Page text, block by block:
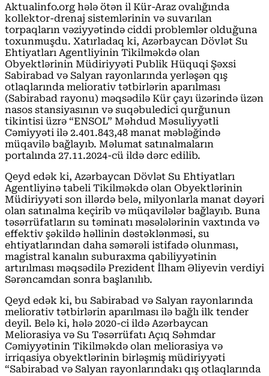
Aktualinfo.org hələ ötən il Kür-Araz ovalığında
kollektor-drenaj sistemlərinin və suvarılan
torpaqların vəziyyətində ciddi problemlər olduğuna
toxunmuşdu. Xatırladaq ki, Azərbaycan Dövlət Su
Ehtiyatları Agentliyinin Tikilməkdə olan
Obyektlərinin Müdiriyyəti Publik Hüquqi Şəxsi
Sabirabad və Salyan rayonlarında yerləşən qış
otlaqlarında meliorativ tətbirlərin aparılması
(Sabirabad rayonu) məqsədilə Kür çayı üzərində üzən
nasos stansiyasının və suqəbuledici qurğunun
tikintisi üzrə “ENSOL” Məhdud Məsuliyyətli
Cəmiyyəti ilə 2.401.843,48 manat məbləğində
müqavilə bağlayıb. Məlumat satınalmaların
portalında 27.11.2024-cü ildə dərc edilib.
Qeyd edək ki, Azərbaycan Dövlət Su Ehtiyatları
Agentliyinə tabeli Tikilməkdə olan Obyektlərinin
Müdiriyyəti son illərdə belə, milyonlarla manat dəyəri
olan satınalma keçirib və müqavilələr bağlayıb. Buna
təsərrüfatların su təminatı məsələlərinin vaxtında və
effektiv şəkildə həllinin dəstəklənməsi, su
ehtiyatlarından daha səmərəli istifadə olunması,
magistral kanalın suburaxma qabiliyyətinin
artırılması məqsədilə Prezident İlham Əliyevin verdiyi
Sərəncamdan sonra başlanılıb.
Qeyd edək ki, bu Sabirabad və Salyan rayonlarında
meliorativ tətbirlərin aparılması ilə bağlı ilk tender
deyil. Belə ki, hələ 2020-ci ildə Azərbaycan
Meliorasiya və Su Təsərrüfatı Açıq Səhmdar
Cəmiyyətinin Tikilməkdə olan meliorasiya və
irriqasiya obyektlərinin birləşmiş müdiriyyəti
“Sabirabad və Salyan rayonlarındakı qış otlaqlarında